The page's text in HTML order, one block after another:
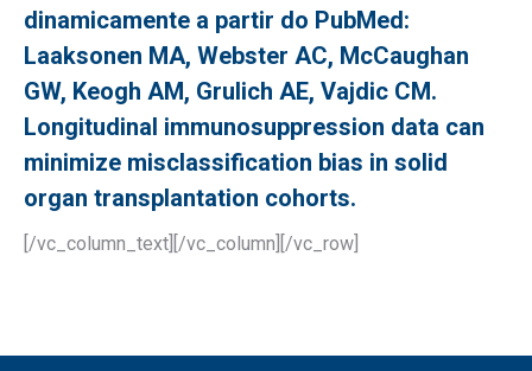
dinamicamente a partir do PubMed:
Laaksonen MA, Webster AC, McCaughan
GW, Keogh AM, Grulich AE, Vajdic CM.
Longitudinal immunosuppression data can
minimize misclassification bias in solid
organ transplantation cohorts.
[/vc_column_text][/vc_column][/vc_row]